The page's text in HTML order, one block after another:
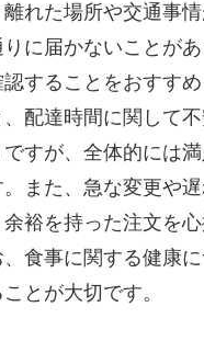
れた場所や交通事
に届かないことが
することをおすす
、配達時間に関して
すが、全体的には
また、急な変更や
裕を持った注文を
食事に関する健康
とが大切です。